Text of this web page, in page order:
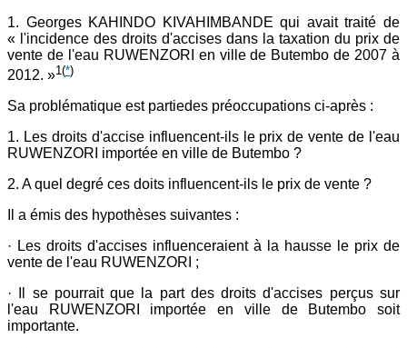
1. Georges KAHINDO KIVAHIMBANDE qui avait traité de
« l'incidence des droits d'accises dans la taxation du prix de
vente de l'eau RUWENZORI en ville de Butembo de 2007 à
2012. »1(*)
Sa problématique est partiedes préoccupations ci-après :
1. Les droits d'accise influencent-ils le prix de vente de l'eau
RUWENZORI importée en ville de Butembo ?
2. A quel degré ces doits influencent-ils le prix de vente ?
Il a émis des hypothèses suivantes :
· Les droits d'accises influenceraient à la hausse le prix de
vente de l'eau RUWENZORI ;
· Il se pourrait que la part des droits d'accises perçus sur
l'eau RUWENZORI importée en ville de Butembo soit
importante.